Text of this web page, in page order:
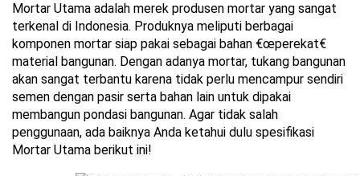
Mortar Utama adalah merek produsen mortar yang sangat
terkenal di Indonesia. Produknya meliputi berbagai
komponen mortar siap pakai sebagai bahan €œperekat€
material bangunan. Dengan adanya mortar, tukang bangunan
akan sangat terbantu karena tidak perlu mencampur sendiri
semen dengan pasir serta bahan lain untuk dipakai
membangun pondasi bangunan. Agar tidak salah
penggunaan, ada baiknya Anda ketahui dulu spesifikasi
Mortar Utama berikut ini!